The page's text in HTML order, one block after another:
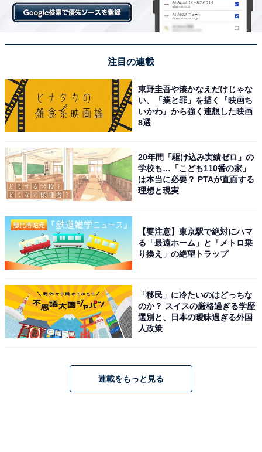
注目の連載
東野圭吾や湊かなえだけじゃな
い、「業と罪」を描く『映画ち
いかわ』から強く連想した映画
8選
20年間「駆け込み実績ゼロ」の
学校も…「こども110番の家」
は本当に必要？ PTAが直面する
理想と現実
【要注意】東京駅で絶対にハマ
る「最遠ホーム」と「メトロ乗
り換え」の絶望トラップ
「移民」に冷たいのはどっちな
のか？ スイスの厳格過ぎる学歴
選別と、日本の曖昧過ぎる外国
人政策
連載をもっと見る